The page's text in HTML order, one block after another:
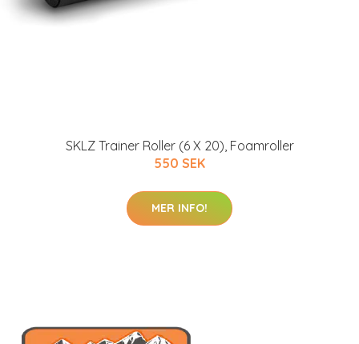
SKLZ Trainer Roller (6 X 20), Foamroller
550 SEK
MER INFO!